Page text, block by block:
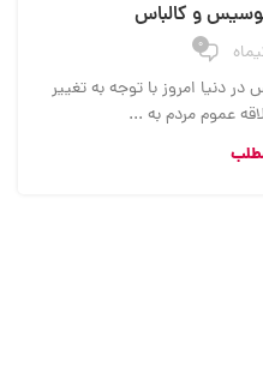
و کالباس
0
دنیا امروز با توجه به تغییر
عموم مردم به ...